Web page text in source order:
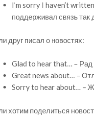
I’m sorry I haven’t
поддерживал связь так
друг писал о новостях:
Glad to hear that… –
Great news about… –
Sorry to hear about… –
хотим поделиться